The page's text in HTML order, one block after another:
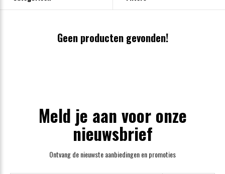
Geen producten gevonden!
Meld je aan voor onze
nieuwsbrief
Ontvang de nieuwste aanbiedingen en promoties